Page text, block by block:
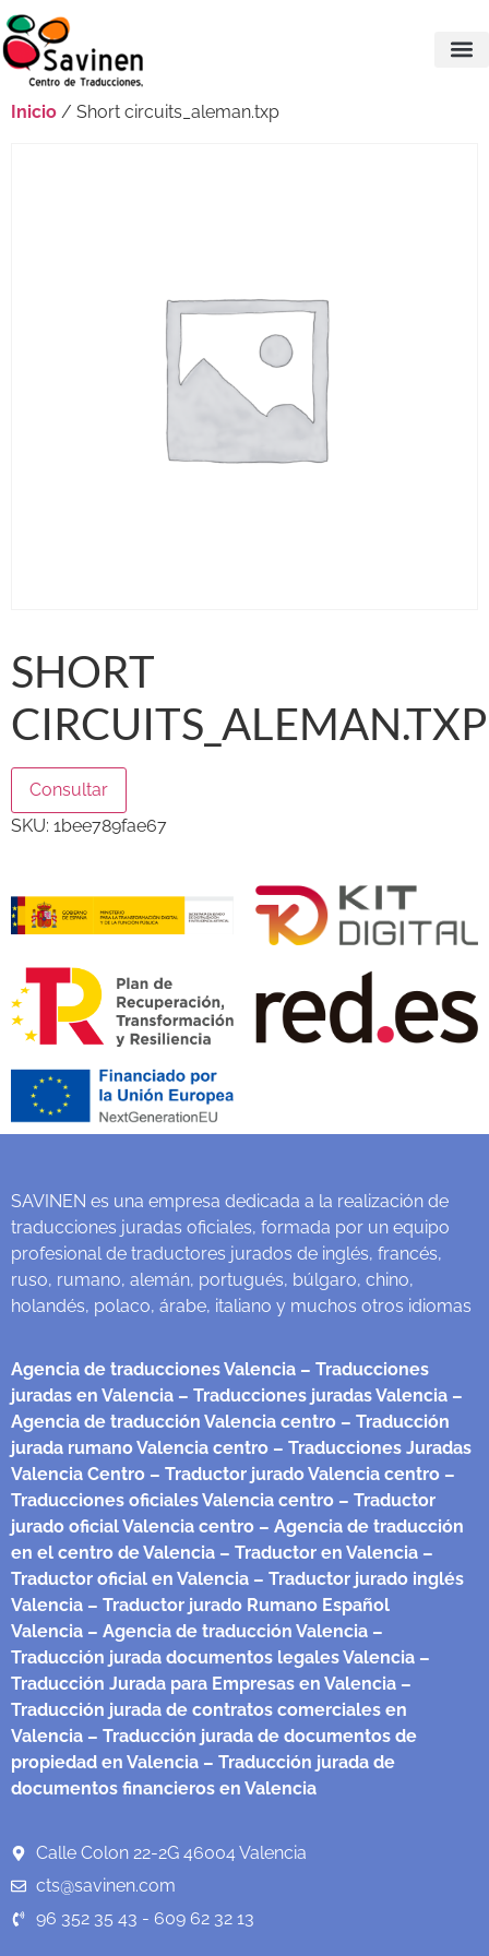
Inicio / Short circuits_aleman.txp
SHORT
CIRCUITS_ALEMAN.TXP
Consultar
SKU: 1bee789fae67
SAVINEN es una empresa dedicada a la realización de
traducciones juradas oficiales, formada por un equipo
profesional de traductores jurados de inglés, francés,
ruso, rumano, alemán, portugués, búlgaro, chino,
holandés, polaco, árabe, italiano y muchos otros idiomas
Agencia de traducciones Valencia – Traducciones
juradas en Valencia – Traducciones juradas Valencia –
Agencia de traducción Valencia centro – Traducción
jurada rumano Valencia centro – Traducciones Juradas
Valencia Centro – Traductor jurado Valencia centro –
Traducciones oficiales Valencia centro – Traductor
jurado oficial Valencia centro – Agencia de traducción
en el centro de Valencia – Traductor en Valencia –
Traductor oficial en Valencia – Traductor jurado inglés
Valencia – Traductor jurado Rumano Español
Valencia – Agencia de traducción Valencia –
Traducción jurada documentos legales Valencia –
Traducción Jurada para Empresas en Valencia –
Traducción jurada de contratos comerciales en
Valencia – Traducción jurada de documentos de
propiedad en Valencia – Traducción jurada de
documentos financieros en Valencia
Calle Colon 22-2G 46004 Valencia
cts@savinen.com
96 352 35 43 - 609 62 32 13